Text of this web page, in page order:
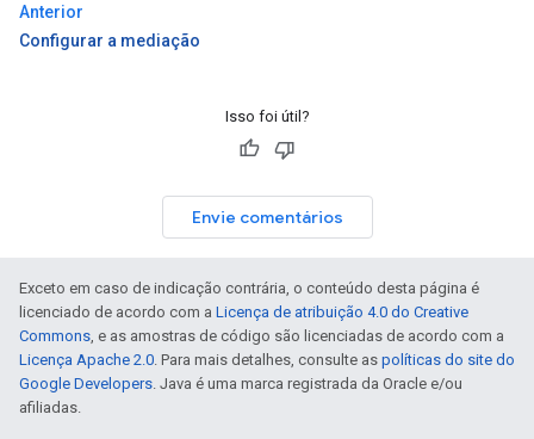
Anterior
Configurar a mediação
Isso foi útil?
Envie comentários
Exceto em caso de indicação contrária, o conteúdo desta página é
licenciado de acordo com a Licença de atribuição 4.0 do Creative
Commons , e as amostras de código são licenciadas de acordo com a
Licença Apache 2.0 . Para mais detalhes, consulte as políticas do site do
Google Developers . Java é uma marca registrada da Oracle e/ou
afiliadas.